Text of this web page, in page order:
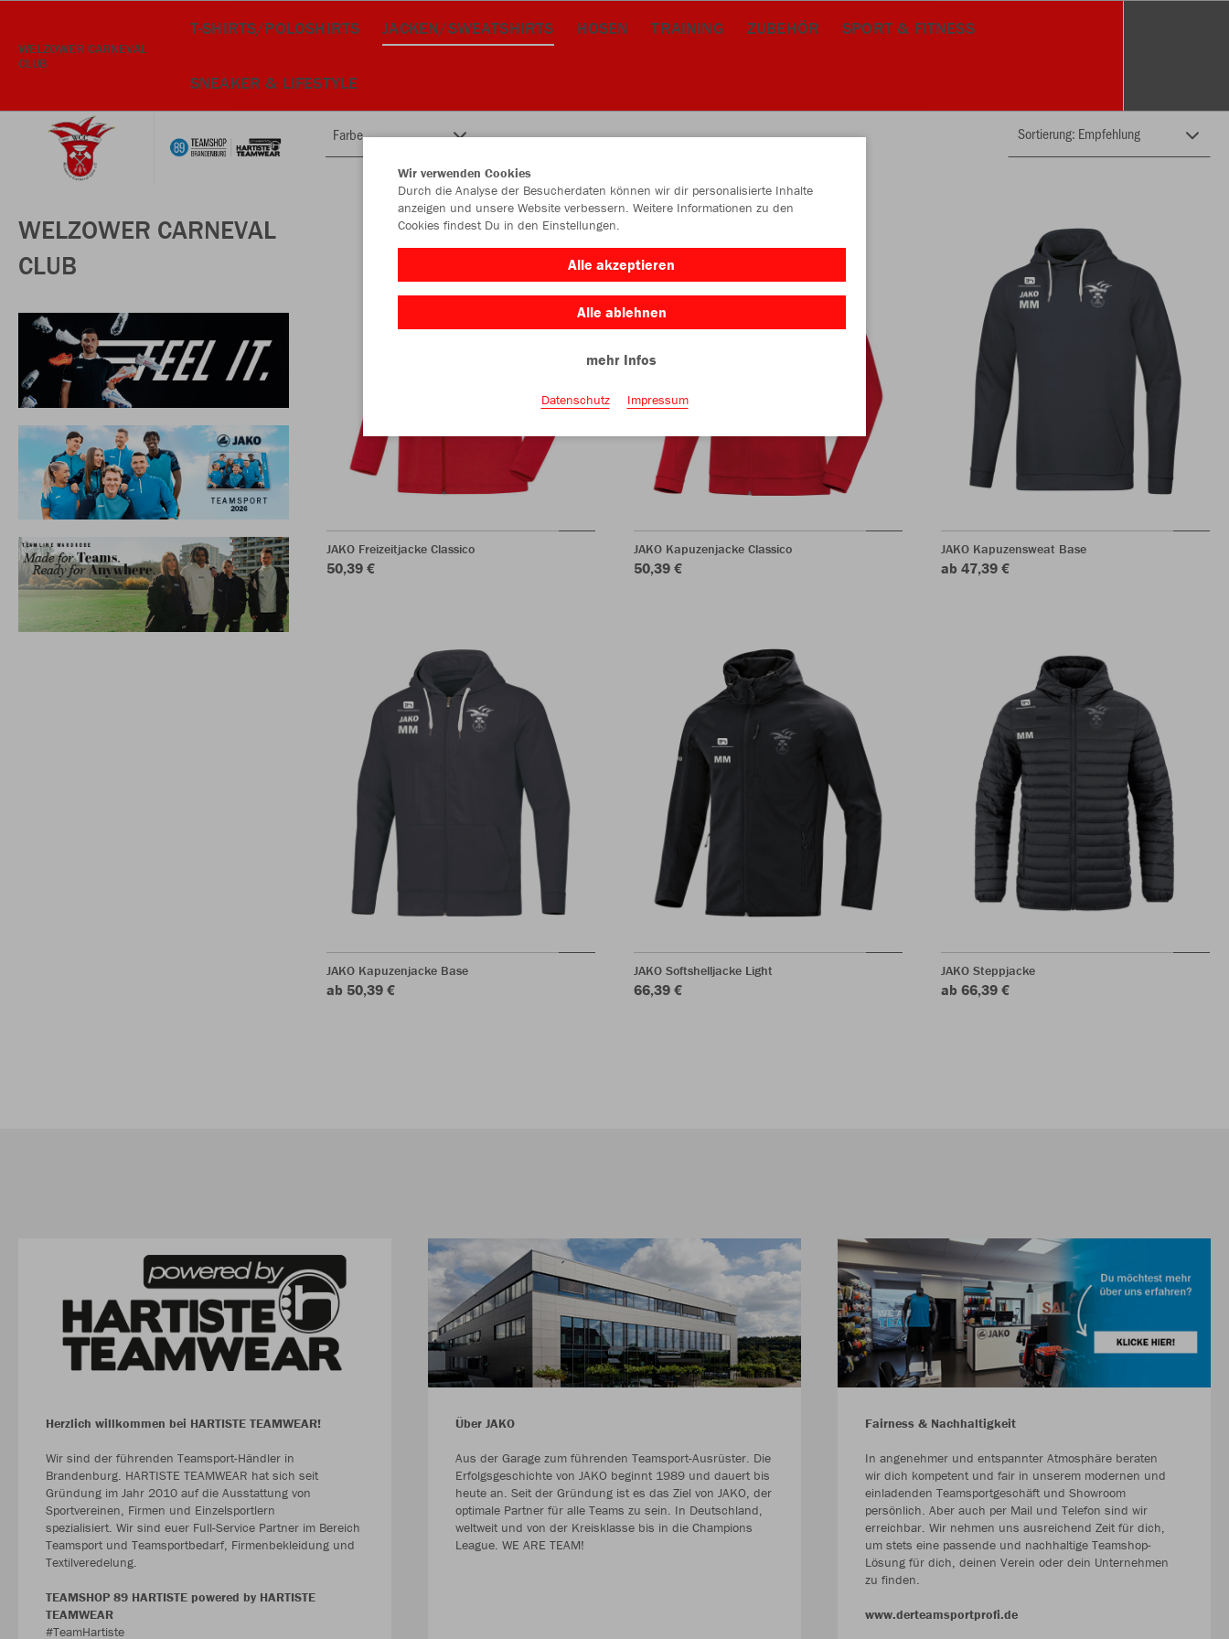
WELZOWER CARNEVAL
CLUB
T-SHIRTS/POLOSHIRTS JACKEN/SWEATSHIRTS HOSEN TRAINING ZUBEHÖR SPORT & FITNESS
SNEAKER & LIFESTYLE
WELZOWER CARNEVAL
CLUB
Farbe
JAKO Freizeitjacke Classico
50,39 €
JAKO Kapuzenjacke Classico
50,39 €
JAKO Kapuzensweat Base
ab 47,39 €
JAKO Kapuzenjacke Base
ab 50,39 €
JAKO Softshelljacke Light
66,39 €
JAKO Steppjacke
ab 66,39 €
Herzlich willkommen bei HARTISTE TEAMWEAR!
Wir sind der führenden Teamsport-Händler in
Brandenburg. HARTISTE TEAMWEAR hat sich seit
Gründung im Jahr 2010 auf die Ausstattung von
Sportvereinen, Firmen und Einzelsportlern
spezialisiert. Wir sind euer Full-Service Partner im Bereich
Teamsport und Teamsportbedarf, Firmenbekleidung und
Textilveredelung.
TEAMSHOP 89 HARTISTE powered by HARTISTE
TEAMWEAR
#TeamHartiste
Über JAKO
Aus der Garage zum führenden Teamsport-Ausrüster. Die
Erfolgsgeschichte von JAKO beginnt 1989 und dauert bis
heute an. Seit der Gründung ist es das Ziel von JAKO, der
optimale Partner für alle Teams zu sein. In Deutschland,
weltweit und von der Kreisklasse bis in die Champions
League. WE ARE TEAM!
Fairness & Nachhaltigkeit
In angenehmer und entspannter Atmosphäre beraten
wir dich kompetent und fair in unserem modernen und
einladenden Teamsportgeschäft und Showroom
persönlich. Aber auch per Mail und Telefon sind wir
erreichbar. Wir nehmen uns ausreichend Zeit für dich,
um stets eine passende und nachhaltige Teamshop-
Lösung für dich, deinen Verein oder dein Unternehmen
zu finden.
www.derteamsportprofi.de
Wir verwenden Cookies
Durch die Analyse der Besucherdaten können wir dir personalisierte Inhalte
anzeigen und unsere Website verbessern. Weitere Informationen zu den
Cookies findest Du in den Einstellungen.
Alle akzeptieren
Alle ablehnen
mehr Infos
Datenschutz Impressum